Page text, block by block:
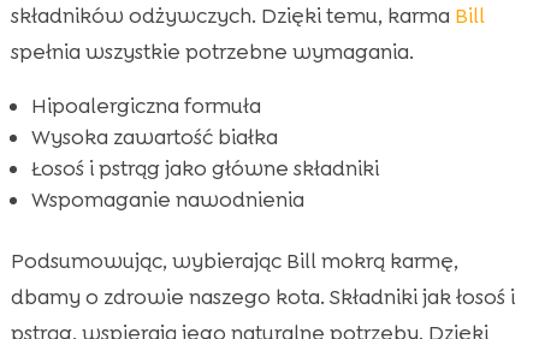
składników odżywczych. Dzięki temu, karma Bill
spełnia wszystkie potrzebne wymagania.
Hipoalergiczna formuła
Wysoka zawartość białka
Łosoś i pstrąg jako główne składniki
Wspomaganie nawodnienia
Podsumowując, wybierając Bill mokrą karmę,
dbamy o zdrowie naszego kota. Składniki jak łosoś i
pstrąg, wspierają jego naturalne potrzeby. Dzięki